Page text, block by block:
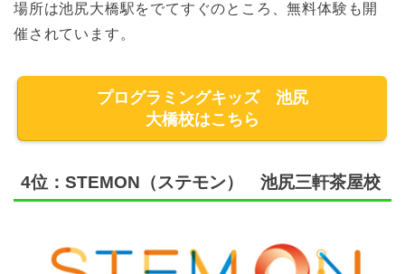
場所は池尻大橋駅をでてすぐのところ、無料体験も開
催されています。
プログラミングキッズ 池尻
大橋校はこちら
4位：STEMON（ステモン） 池尻三軒茶屋校